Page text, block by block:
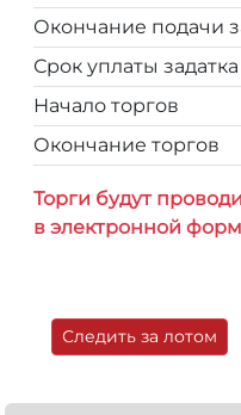
Окончание подачи
Срок уплаты задатка
Начало торгов
Окончание торгов
Торги будут
в электронной
Следить за лотом